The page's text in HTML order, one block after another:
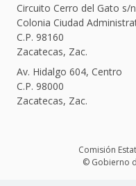
Circuito Cerro del Gato s/n
Colonia Ciudad
C.P. 98160
Zacatecas, Zac.
Av. Hidalgo 604, Centro
C.P. 98000
Zacatecas, Zac.
Comisión
© Gobierno